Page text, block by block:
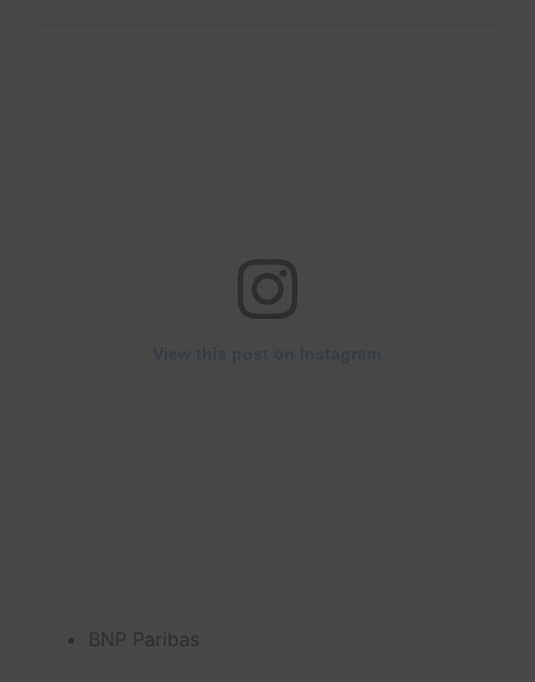
BNP Paribas